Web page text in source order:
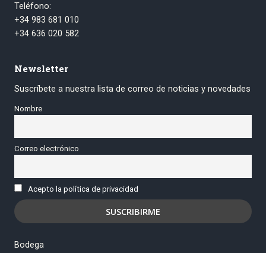
Teléfono:
+34 983 681 010
+34 636 020 582
Newsletter
Suscríbete a nuestra lista de correo de noticias y novedades
Nombre
Correo electrónico
Acepto la política de privacidad
Bodega